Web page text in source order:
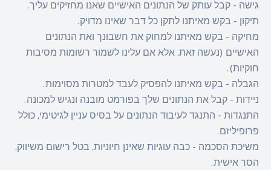
גישה - קבל עותק של הנתונים האישיים שאנו מחזיקים עליך.
תיקון - בקש מאיתנו לתקן כל דבר שאינו מדויק.
מחיקה - בקש מאיתנו למחוק את חשבונך ואת הנתונים
האישיים (נעשה זאת, אלא אם עלינו לשמור רשומות מסיבות
חוקיות).
הגבלה - בקש מאיתנו להפסיק לעבד למטרות מסוימות.
ניידות - קבל את הנתונים שלך בפורמט מובנה ונגיש למכונה.
התנגדות - התנגד לעיבוד הנתונים על בסיס עניין לגיטימי, כולל
פרופיליזם.
משיכת הסכמה - כבה עוגיות שאינן חיוניות, בטל רישום משיווק,
הסר אישית.